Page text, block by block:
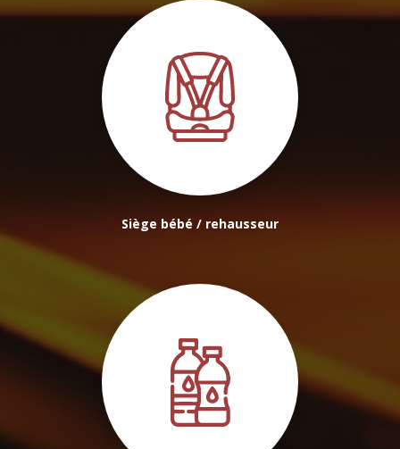
Siège bébé / rehausseur